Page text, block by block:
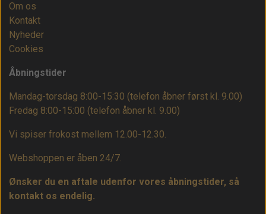
Om os
Kontakt
Nyheder
Cookies
Åbningstider
Mandag-torsdag 8:00-15:30 (telefon åbner først kl. 9.00)
Fredag 8:00-15:00 (telefon åbner kl. 9.00)
Vi spiser frokost mellem 12.00-12.30.
Webshoppen er åben 24/7.
Ønsker du en aftale udenfor vores åbningstider, så
kontakt os endelig.